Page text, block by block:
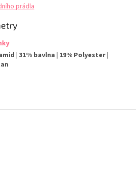
prádla
| 31% bavlna | 19% Polyester |